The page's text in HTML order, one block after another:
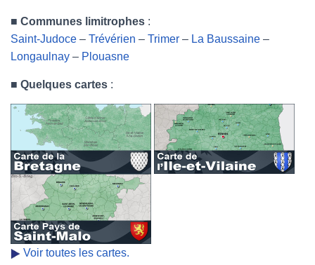
■ Communes limitrophes :
Saint-Judoce – Trévérien – Trimer – La Baussaine –
Longaulnay – Plouasne
■ Quelques cartes :
Voir toutes les cartes.